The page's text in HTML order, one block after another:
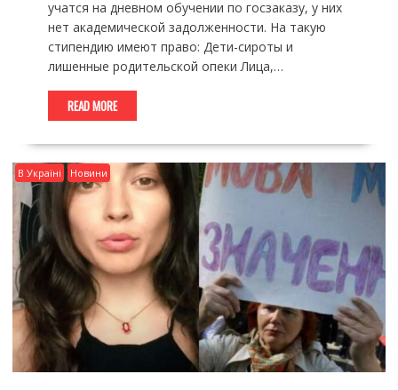
учатся на дневном обучении по госзаказу, у них
нет академической задолженности. На такую
стипендию имеют право: Дети-сироты и
лишенные родительской опеки Лица,…
READ MORE
В Україні Новини